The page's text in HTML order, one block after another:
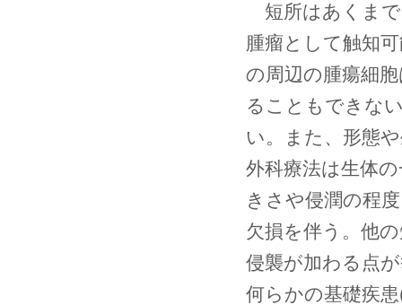
短所はあくまで
腫瘤として触知
の周辺の腫瘍細
ることもできな
い。また、形態
外科療法は生体
きさや侵潤の程
欠損を伴う。他
侵襲が加わる点
何らかの基礎疾